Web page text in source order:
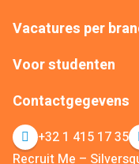
Vacatures per
Voor studenten
Contactgegevens
+32 1 415 17 35
Recruit Me –